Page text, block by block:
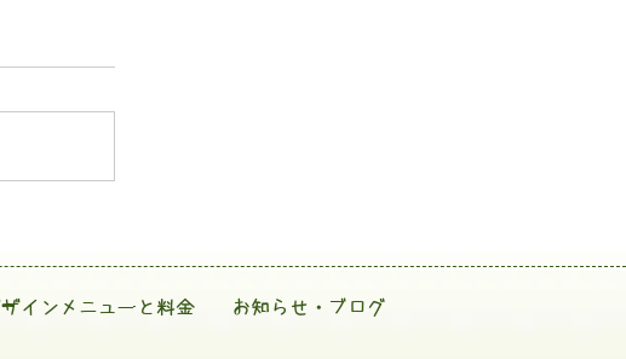
ザインメニューと料金 お知らせ・ブログ